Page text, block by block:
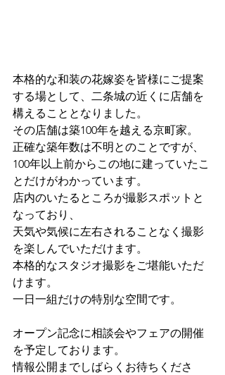
本格的な和装の花嫁姿を皆様にご提案
する場として、二条城の近くに店舗を
構えることとなりました。
その店舗は築100年を越える京町家。
正確な築年数は不明とのことですが、
100年以上前からこの地に建っていたこ
とだけがわかっています。
店内のいたるところが撮影スポットと
なっており、
天気や気候に左右されることなく撮影
を楽しんでいただけます。
本格的なスタジオ撮影をご堪能いただ
けます。
一日一組だけの特別な空間です。
オープン記念に相談会やフェアの開催
を予定しております。
情報公開までしばらくお待ちくださ